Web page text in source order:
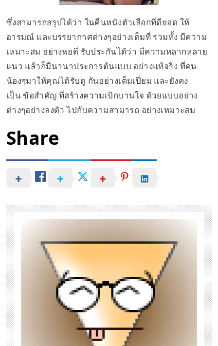
ซึ่งสามารถสรุปได้ว่า ในคืนหนังตัวเลือกที่ดียอด ให้
อารมณ์ และบรรยากาศต่างๆอย่างเต็มที่ รวมทั้ง มีความ
เหมาะสม อย่างพอดี รับประกันได้ว่า มีความหลากหลาย
แนว แล้วก็มีนานาประการต้นแบบ อย่างแท้จริง ที่คน
น้องๆมาให้คุณได้รับดู กันอย่างเต็มเปี่ยม และยังคง
เป็น ข้อสำคัญ ที่สร้างความเบิกบานใจ ด้วยแบบอย่าง
ต่างๆอย่างลงตัว ไปกับความสามารถ อย่างเหมาะสม
Share